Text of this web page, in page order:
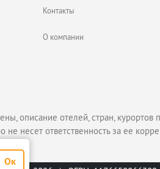
Контакты
О компании
описание отелей, стран, курортов
не несет ответственность за ее
Ок